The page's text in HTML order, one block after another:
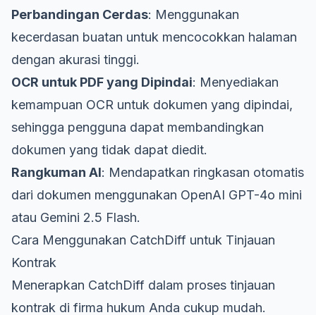
Perbandingan Cerdas: Menggunakan
kecerdasan buatan untuk mencocokkan halaman
dengan akurasi tinggi.
OCR untuk PDF yang Dipindai: Menyediakan
kemampuan OCR untuk dokumen yang dipindai,
sehingga pengguna dapat membandingkan
dokumen yang tidak dapat diedit.
Rangkuman AI: Mendapatkan ringkasan otomatis
dari dokumen menggunakan OpenAI GPT-4o mini
atau Gemini 2.5 Flash.
Cara Menggunakan CatchDiff untuk Tinjauan
Kontrak
Menerapkan CatchDiff dalam proses tinjauan
kontrak di firma hukum Anda cukup mudah.